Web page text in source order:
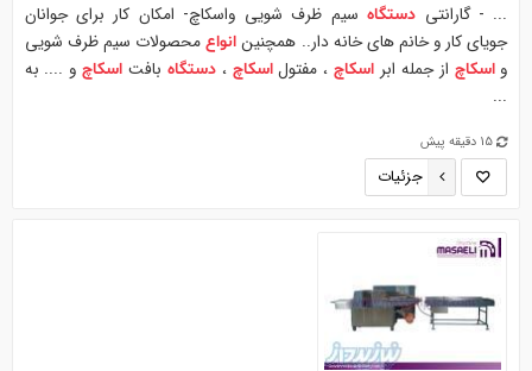
... - گارانتي دستگاهسیم ظرف شويي واسکاچ- امكان كار براي جوانان
جوياي كار و خانم هاي خانه دار.. همچنين انواعمحصولات سیم ظرف شويي
واسکاچ از جمله ابر اسکاچ، مفتولاسکاچ ،دستگاه بافت اسکاچو .... به
...
15 دقیقه پیش
جزئیات